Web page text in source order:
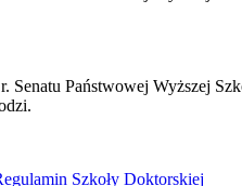
Senatu Państwowej Wyższej
Szkoły Doktorskiej